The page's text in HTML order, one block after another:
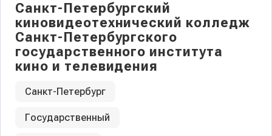
Санкт-Петербургский
киновидеотехнический колледж
Санкт-Петербургского
государственного института
кино и телевидения
Санкт-Петербург
Государственный